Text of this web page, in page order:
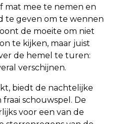
mat mee te nemen en
te geven om te wennen
de moeite om niet
te kijken, maar juist
de hemel te turen:
verschijnen.
biedt de nachtelijke
schouwspel. De
voor een van de